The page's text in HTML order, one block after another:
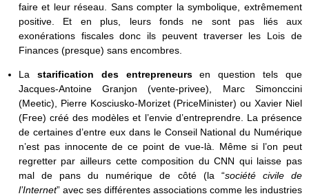
faire et leur réseau. Sans compter la symbolique, extrêmement
positive. Et en plus, leurs fonds ne sont pas liés aux
exonérations fiscales donc ils peuvent traverser les Lois de
Finances (presque) sans encombres.
La starification des entrepreneursen question tels que
Jacques-Antoine Granjon (vente-privee), Marc Simonccini
(Meetic), Pierre Kosciusko-Morizet (PriceMinister) ou Xavier Niel
(Free) créé des modèles et l’envie d’entreprendre. La présence
de certaines d’entre eux dans le Conseil National du Numérique
n’est pas innocente de ce point de vue-là. Même si l’on peut
regretter par ailleurs cette composition du CNN qui laisse pas
mal de pans du numérique de côté (la “société civile de
l’Internet” avec ses différentes associations comme les industries